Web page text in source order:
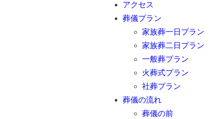
アクセス
葬儀プラン
家族葬一日プラン
家族葬二日プラン
一般葬プラン
火葬式プラン
社葬プラン
葬儀の流れ
葬儀の前